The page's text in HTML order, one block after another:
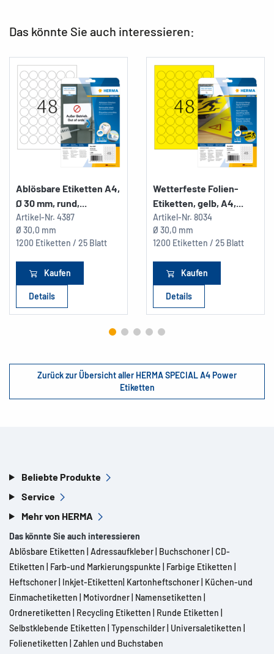
Das könnte Sie auch interessieren:
Ablösbare Etiketten A4,
Ø 30 mm, rund,...
Artikel-Nr. 4387
Ø 30,0 mm
1200 Etiketten / 25 Blatt
Kaufen
Details
Wetterfeste Folien-
Etiketten, gelb, A4,...
Artikel-Nr. 8034
Ø 30,0 mm
1200 Etiketten / 25 Blatt
Kaufen
Details
Zurück zur Übersicht aller HERMA SPECIAL A4 Power
Etiketten
Beliebte Produkte
Service
Mehr von HERMA
Das könnte Sie auch interessieren
Ablösbare Etiketten Adressaufkleber Buchschoner CD-
Etiketten
Farb-und Markierungspunkte Farbige Etiketten
Heftschoner Inkjet-Etiketten Kartonheftschoner Küchen-und
Einmachetiketten
Motivordner Namensetiketten
Ordneretiketten
Recycling Etiketten Runde Etiketten
Selbstklebende Etiketten Typenschilder Universaletiketten
Folienetiketten Zahlen und Buchstaben